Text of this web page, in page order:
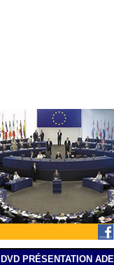
DVD PRÉSENTATION ADE